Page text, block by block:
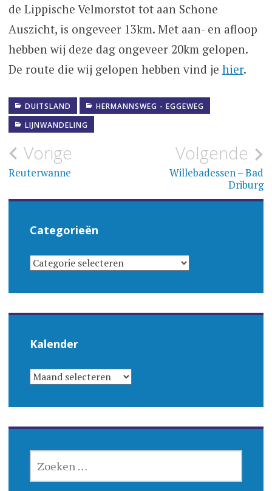
de Lippische Velmorstot tot aan Schone
Auszicht, is ongeveer 13km. Met aan- en afloop
hebben wij deze dag ongeveer 20km gelopen.
De route die wij gelopen hebben vind je hier.
DUITSLAND
HERMANNSWEG - EGGEWEG
LIJNWANDELING
Bericht
navigatie
Vorige
Reuterwanne
Volgende
Willebadessen – Bad
Driburg
Categorieën
CATEGORIEËN
Kalender
KALENDER
NAAR: